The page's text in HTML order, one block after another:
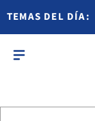
TEMAS DEL DÍA: